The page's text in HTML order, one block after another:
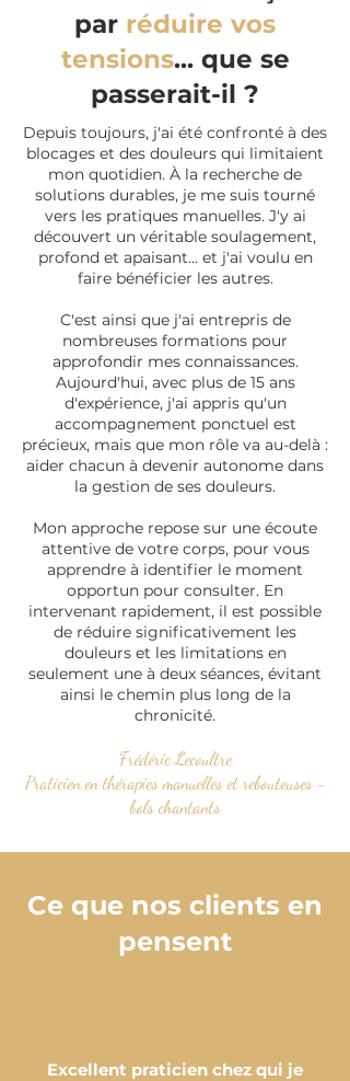
par réduire vos
tensions... que se
passerait-il ?
Depuis toujours, j'ai été confronté à des
blocages et des douleurs qui limitaient
mon quotidien. À la recherche de
solutions durables, je me suis tourné
vers les pratiques manuelles. J'y ai
découvert un véritable soulagement,
profond et apaisant... et j'ai voulu en
faire bénéficier les autres.
C'est ainsi que j'ai entrepris de
nombreuses formations pour
approfondir mes connaissances.
Aujourd'hui, avec plus de 15 ans
d'expérience, j'ai appris qu'un
accompagnement ponctuel est
précieux, mais que mon rôle va au-delà :
aider chacun à devenir autonome dans
la gestion de ses douleurs.
Mon approche repose sur une écoute
attentive de votre corps, pour vous
apprendre à identifier le moment
opportun pour consulter. En
intervenant rapidement, il est possible
de réduire significativement les
douleurs et les limitations en
seulement une à deux séances, évitant
ainsi le chemin plus long de la
chronicité.
Frédéric Lecoultre
Praticien en thérapies manuelles et rebouteuses -
bols chantants
Ce que nos clients en
pensent
Excellent praticien chez qui je